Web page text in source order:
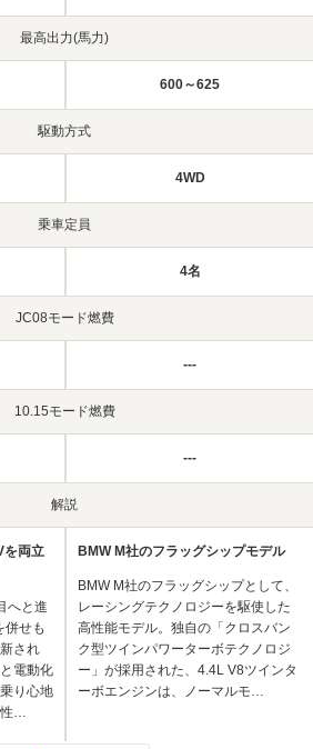
最高出力(馬力)
600～625
駆動方式
4WD
乗車定員
4名
JC08モード燃費
---
10.15モード燃費
---
解説
を両立
へと進
併せも
され
電動化
り心地
性…
BMW M社のフラッグシップモデル
BMW M社のフラッグシップとして、
レーシングテクノロジーを駆使した
高性能モデル。独自の「クロスバン
ク型ツインパワーターボテクノロジ
ー」が採用された、4.4L V8ツインタ
ーボエンジンは、ノーマルモ…